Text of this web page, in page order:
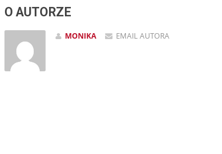
O AUTORZE
MONIKA EMAIL AUTORA